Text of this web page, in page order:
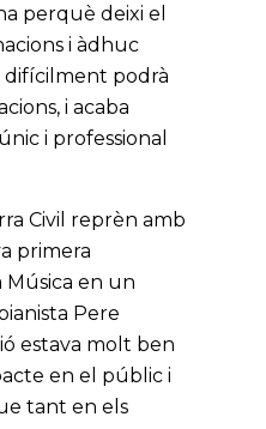
perquè deixi el
i àdhuc
difícilment podrà
i acaba
i professional
Civil reprèn amb
primera
Música en un
Pere
estava molt ben
en el públic i
tant en els